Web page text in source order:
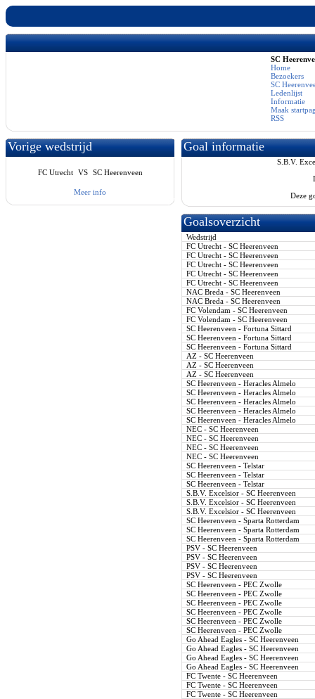
SC
Home
Bezoekers
SC
Ledenlijst
Informatie
Maak
RSS
Vorige wedstrijd
FC Utrecht VS SC Heerenveen
Meer info
Goal informatie
S.B.V.
Deze
Goalsoverzicht
Wedstrijd
FC Utrecht - SC Heerenveen
FC Utrecht - SC Heerenveen
FC Utrecht - SC Heerenveen
FC Utrecht - SC Heerenveen
FC Utrecht - SC Heerenveen
NAC Breda - SC Heerenveen
NAC Breda - SC Heerenveen
FC Volendam - SC Heerenveen
FC Volendam - SC Heerenveen
SC Heerenveen - Fortuna Sittard
SC Heerenveen - Fortuna Sittard
SC Heerenveen - Fortuna Sittard
AZ - SC Heerenveen
AZ - SC Heerenveen
AZ - SC Heerenveen
SC Heerenveen - Heracles Almelo
SC Heerenveen - Heracles Almelo
SC Heerenveen - Heracles Almelo
SC Heerenveen - Heracles Almelo
SC Heerenveen - Heracles Almelo
NEC - SC Heerenveen
NEC - SC Heerenveen
NEC - SC Heerenveen
NEC - SC Heerenveen
SC Heerenveen - Telstar
SC Heerenveen - Telstar
SC Heerenveen - Telstar
S.B.V. Excelsior - SC Heerenveen
S.B.V. Excelsior - SC Heerenveen
S.B.V. Excelsior - SC Heerenveen
SC Heerenveen - Sparta Rotterdam
SC Heerenveen - Sparta Rotterdam
SC Heerenveen - Sparta Rotterdam
PSV - SC Heerenveen
PSV - SC Heerenveen
PSV - SC Heerenveen
PSV - SC Heerenveen
SC Heerenveen - PEC Zwolle
SC Heerenveen - PEC Zwolle
SC Heerenveen - PEC Zwolle
SC Heerenveen - PEC Zwolle
SC Heerenveen - PEC Zwolle
SC Heerenveen - PEC Zwolle
Go Ahead Eagles - SC Heerenveen
Go Ahead Eagles - SC Heerenveen
Go Ahead Eagles - SC Heerenveen
Go Ahead Eagles - SC Heerenveen
FC Twente - SC Heerenveen
FC Twente - SC Heerenveen
FC Twente - SC Heerenveen